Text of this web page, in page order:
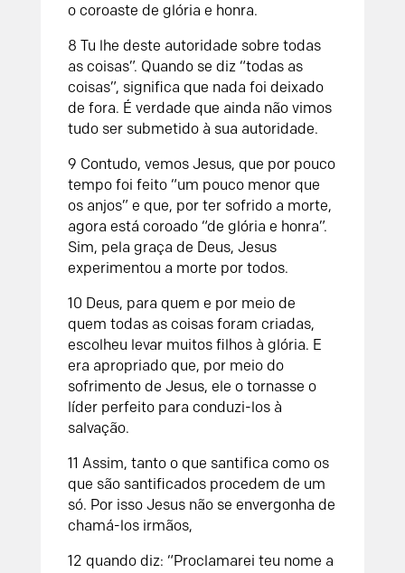
o coroaste de glória e honra.
8 Tu lhe deste autoridade sobre todas
as coisas”. Quando se diz “todas as
coisas”, significa que nada foi deixado
de fora. É verdade que ainda não vimos
tudo ser submetido à sua autoridade.
9 Contudo, vemos Jesus, que por pouco
tempo foi feito “um pouco menor que
os anjos” e que, por ter sofrido a morte,
agora está coroado “de glória e honra”.
Sim, pela graça de Deus, Jesus
experimentou a morte por todos.
10 Deus, para quem e por meio de
quem todas as coisas foram criadas,
escolheu levar muitos filhos à glória. E
era apropriado que, por meio do
sofrimento de Jesus, ele o tornasse o
líder perfeito para conduzi-los à
salvação.
11 Assim, tanto o que santifica como os
que são santificados procedem de um
só. Por isso Jesus não se envergonha de
chamá-los irmãos,
12 quando diz: “Proclamarei teu nome a